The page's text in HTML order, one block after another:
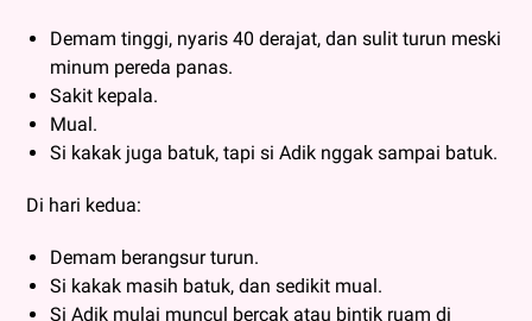
Demam tinggi, nyaris 40 derajat, dan sulit turun meski
minum pereda panas.
Sakit kepala.
Mual.
Si kakak juga batuk, tapi si Adik nggak sampai batuk.
Di hari kedua:
Demam berangsur turun.
Si kakak masih batuk, dan sedikit mual.
Si Adik mulai muncul bercak atau bintik ruam di